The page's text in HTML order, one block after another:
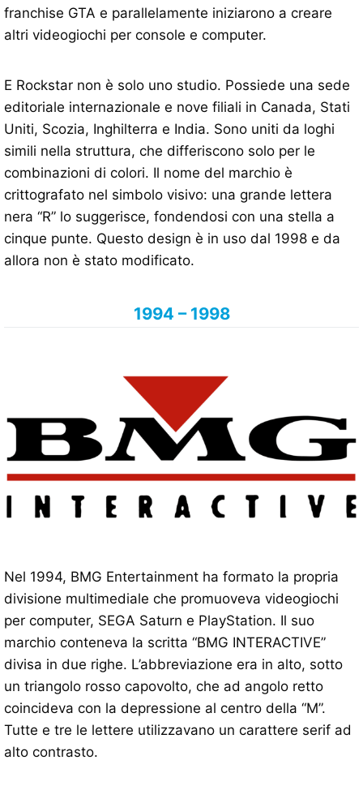
franchise GTA e parallelamente iniziarono a creare
altri videogiochi per console e computer.
E Rockstar non è solo uno studio. Possiede una sede
editoriale internazionale e nove filiali in Canada, Stati
Uniti, Scozia, Inghilterra e India. Sono uniti da loghi
simili nella struttura, che differiscono solo per le
combinazioni di colori. Il nome del marchio è
crittografato nel simbolo visivo: una grande lettera
nera “R” lo suggerisce, fondendosi con una stella a
cinque punte. Questo design è in uso dal 1998 e da
allora non è stato modificato.
1994 – 1998
Nel 1994, BMG Entertainment ha formato la propria
divisione multimediale che promuoveva videogiochi
per computer, SEGA Saturn e PlayStation. Il suo
marchio conteneva la scritta “BMG INTERACTIVE”
divisa in due righe. L’abbreviazione era in alto, sotto
un triangolo rosso capovolto, che ad angolo retto
coincideva con la depressione al centro della “M”.
Tutte e tre le lettere utilizzavano un carattere serif ad
alto contrasto.